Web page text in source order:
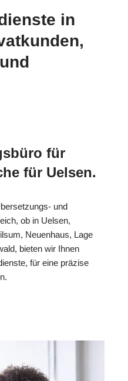
in
für
für Uelsen.
und
ob in Uelsen,
Neuenhaus, Lage
bieten wir Ihnen
für eine präzise